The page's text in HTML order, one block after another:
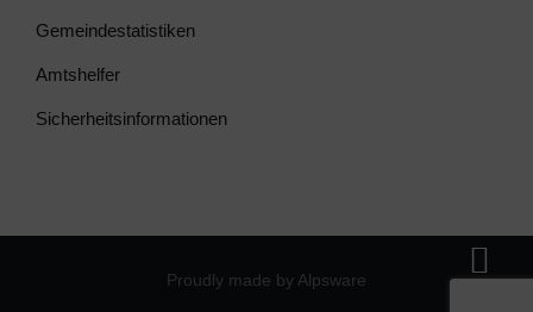
Gemeindestatistiken
Amtshelfer
Sicherheitsinformationen
Proudly made by Alpsware